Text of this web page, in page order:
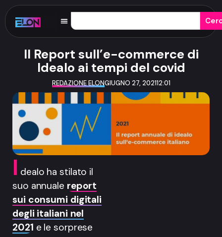
Il Report sull’e-commerce di
Idealo ai tempi del covid
REDAZIONE ELONGIUGNO 27, 202112:01
I dealo ha stilato il
suo annuale report
sui consumi digitali
degli italiani nel
2021 e le sorprese